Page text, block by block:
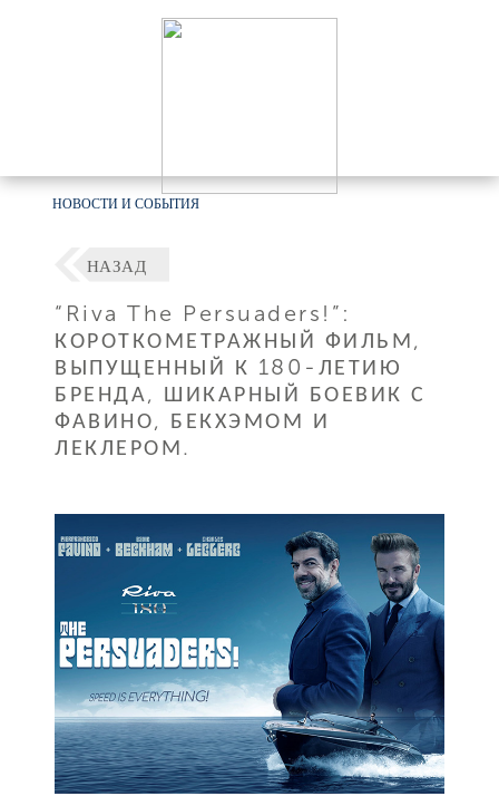
НОВОСТИ И СОБЫТИЯ
НАЗАД
“Riva The Persuaders!”:
КОРОТКОМЕТРАЖНЫЙ ФИЛЬМ,
ВЫПУЩЕННЫЙ К 180-ЛЕТИЮ
БРЕНДА, ШИКАРНЫЙ БОЕВИК С
ФАВИНО, БЕКХЭМОМ И
ЛЕКЛЕРОМ.